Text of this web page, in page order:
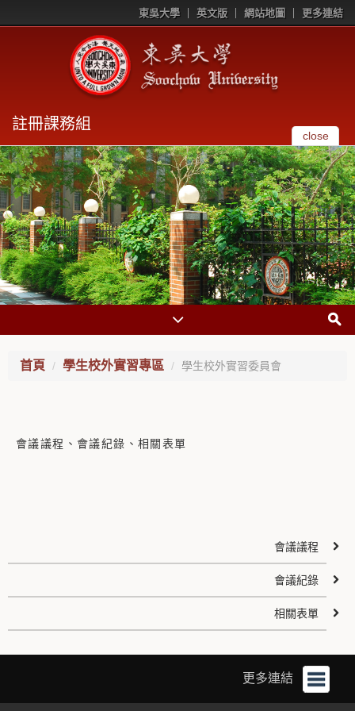
東吳大學 英文版 網站地圖 更多連結
註冊課務組
close
首頁 學生校外實習專區 學生校外實習委員會
會議議程、會議紀錄、相關表單
會議議程
會議紀錄
相關表單
更多連結